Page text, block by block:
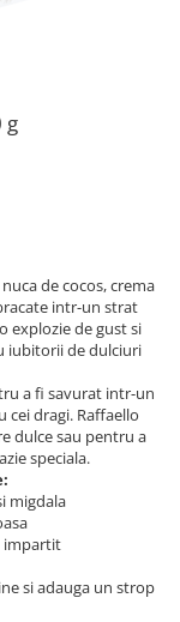
g
de cocos, crema
intr-un strat
explozie de gust si
iubitorii de dulciuri
a fi savurat intr-un
dragi. Raffaello
dulce sau pentru a
speciala.
migdala
impartit
si adauga un strop